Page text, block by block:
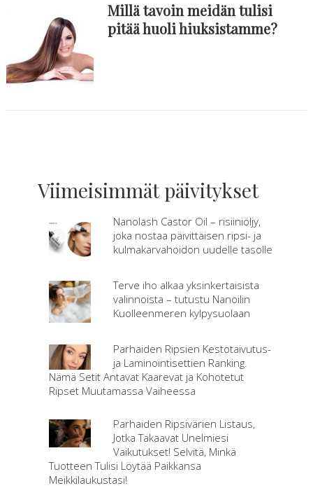
Millä tavoin meidän tulisi
pitää huoli hiuksistamme?
Viimeisimmät päivitykset
Nanolash Castor Oil – risiiniöljy,
joka nostaa päivittäisen ripsi- ja
kulmakarvahoidon uudelle tasolle
Terve iho alkaa yksinkertaisista
valinnoista – tutustu Nanoilin
Kuolleenmeren kylpysuolaan
Parhaiden Ripsien Kestotaivutus-
ja Laminointisettien Ranking.
Nämä Setit Antavat Kaarevat ja Kohotetut
Ripset Muutamassa Vaiheessa
Parhaiden Ripsivärien Listaus,
Jotka Takaavat Unelmiesi
Vaikutukset! Selvitä, Minkä
Tuotteen Tulisi Löytää Paikkansa
Meikkilaukustasi!